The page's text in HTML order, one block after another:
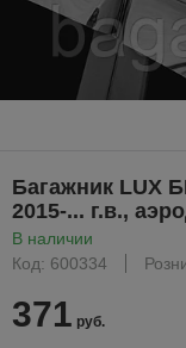
Багажник LUX
2015-... г.в.,
В наличии
Код: 600334
371 руб.